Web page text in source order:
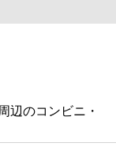
辺のコンビニ・